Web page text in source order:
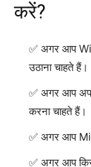
करें?
अगर आप
उठाना चाहते हैं।
अगर आप
करना चाहते हैं।
अगर आप
अगर आप